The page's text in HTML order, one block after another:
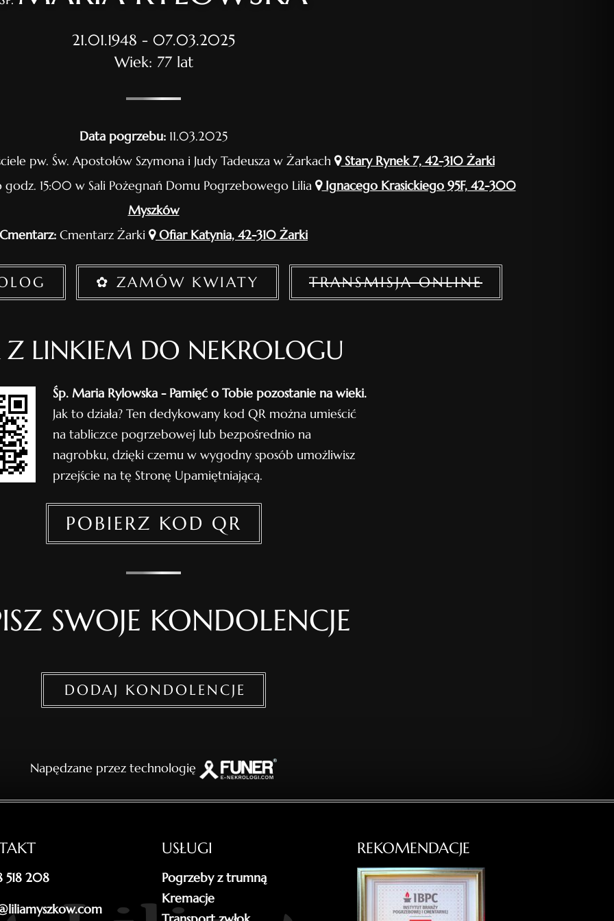
21.01.1948 - 07.03.2025
Wiek: 77 lat
Data pogrzebu: 11.03.2025
pw. Św. Apostołów Szymona i Judy Tadeusza w Żarkach
Stary Rynek 7, 42-310 Żarki
15:00 w Sali Pożegnań Domu Pogrzebowego Lilia
Ignacego Krasickiego 95F, 42-300
Myszków
Cmentarz: Cmentarz Żarki Ofiar Katynia, 42-310 Żarki
✿ ZAMÓW KWIATY TRANSMISJA ONLINE
Z LINKIEM DO NEKROLOGU
Śp. Maria Rylowska - Pamięć o Tobie pozostanie na wieki.
Jak to działa? Ten dedykowany kod QR można umieścić
na tabliczce pogrzebowej lub bezpośrednio na
nagrobku, dzięki czemu w wygodny sposób umożliwisz
przejście na tę Stronę Upamiętniającą.
POBIERZ KOD QR
SWOJE KONDOLENCJE
DODAJ KONDOLENCJE
Napędzane przez technologię
518 208
USŁUGI
Pogrzeby z trumną
Kremacje
REKOMENDACJE